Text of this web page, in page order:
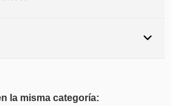
la misma categoría: